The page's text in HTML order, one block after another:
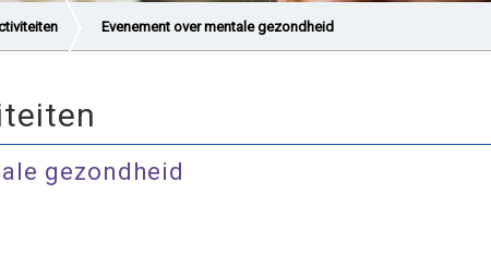
Evenement over mentale gezondheid
gezondheid